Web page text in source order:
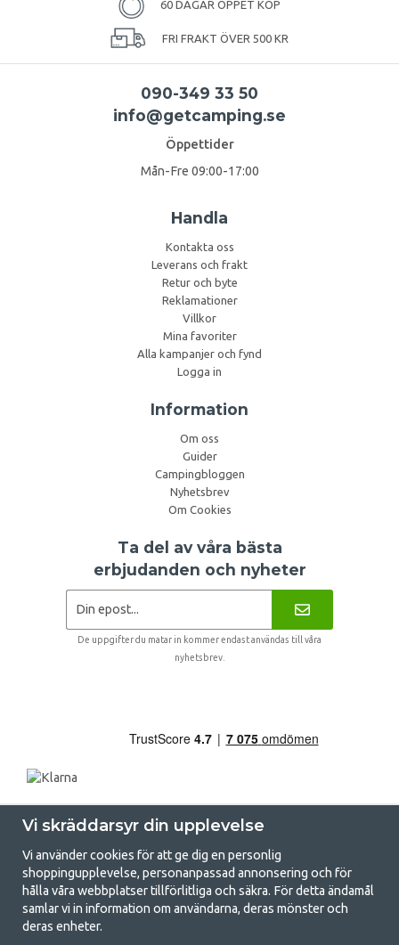
60 DAGAR ÖPPET KÖP
FRI FRAKT ÖVER 500 KR
090-349 33 50
info@getcamping.se
Öppettider
Mån-Fre 09:00-17:00
Handla
Kontakta oss
Leverans och frakt
Retur och byte
Reklamationer
Villkor
Mina favoriter
Alla kampanjer och fynd
Logga in
Information
Om oss
Guider
Campingbloggen
Nyhetsbrev
Om Cookies
Ta del av våra bästa
erbjudanden och nyheter
De uppgifter du matar in kommer endast användas till våra
nyhetsbrev.
GetCamping.se - Din butik för camping
Vi skräddarsyr din upplevelse
Vi använder cookies för att ge dig en personlig
shoppingupplevelse, personanpassad annonsering och för
hålla våra webbplatser tillförlitliga och säkra. För detta ändamål
samlar vi in information om användarna, deras mönster och
deras enheter.